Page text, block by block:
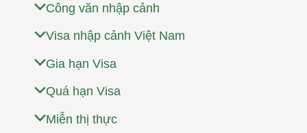
Công văn nhập cảnh
Visa nhập cảnh Việt Nam
Gia hạn Visa
Quá hạn Visa
Miễn thị thực